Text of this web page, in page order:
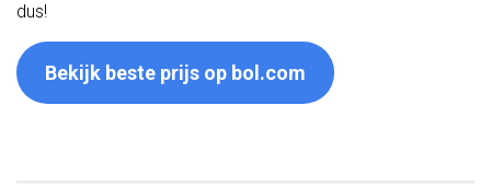
dus!
Bekijk beste prijs op bol.com